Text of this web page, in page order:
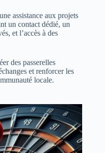
assistance aux projets
un contact dédié, un
et l’accès à des
des passerelles
et renforcer les
locale.